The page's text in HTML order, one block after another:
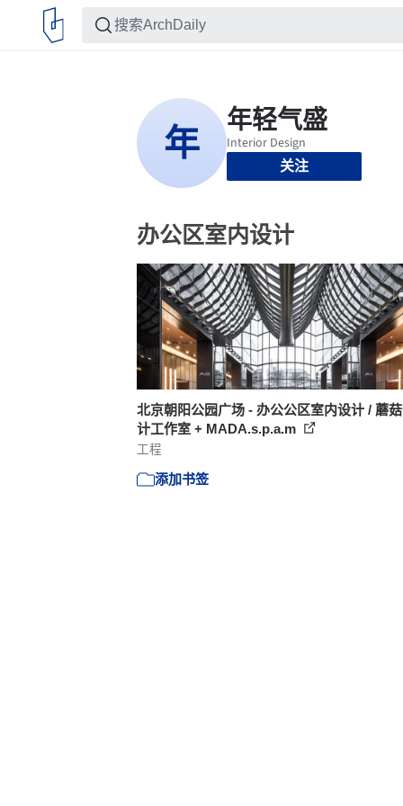
关注
办公区室内设计
北京朝阳公园广场 - 办公公区室内设计 / 蘑
计工作室 + MADA.s.p.a.m
工程
添加书签